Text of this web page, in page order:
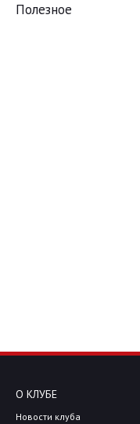
Полезное
О КЛУБЕ
Новости клуба